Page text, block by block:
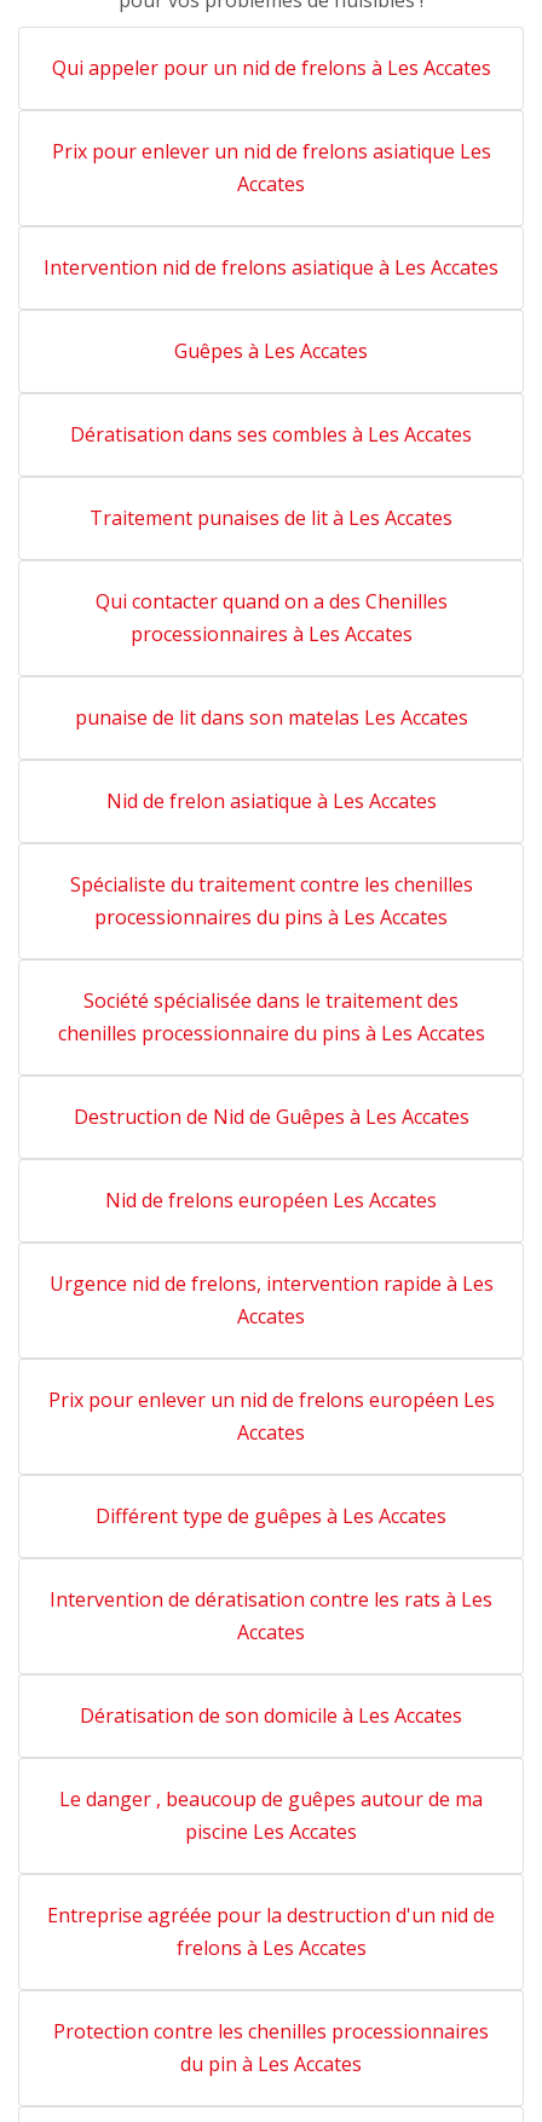
Qui appeler pour un nid de frelons à Les Accates
Prix pour enlever un nid de frelons asiatique Les
Accates
Intervention nid de frelons asiatique à Les Accates
Guêpes à Les Accates
Dératisation dans ses combles à Les Accates
Traitement punaises de lit à Les Accates
Qui contacter quand on a des Chenilles
processionnaires à Les Accates
punaise de lit dans son matelas Les Accates
Nid de frelon asiatique à Les Accates
Spécialiste du traitement contre les chenilles
processionnaires du pins à Les Accates
Société spécialisée dans le traitement des
chenilles processionnaire du pins à Les Accates
Destruction de Nid de Guêpes à Les Accates
Nid de frelons européen Les Accates
Urgence nid de frelons, intervention rapide à Les
Accates
Prix pour enlever un nid de frelons européen Les
Accates
Différent type de guêpes à Les Accates
Intervention de dératisation contre les rats à Les
Accates
Dératisation de son domicile à Les Accates
Le danger , beaucoup de guêpes autour de ma
piscine Les Accates
Entreprise agréée pour la destruction d'un nid de
frelons à Les Accates
Protection contre les chenilles processionnaires
du pin à Les Accates